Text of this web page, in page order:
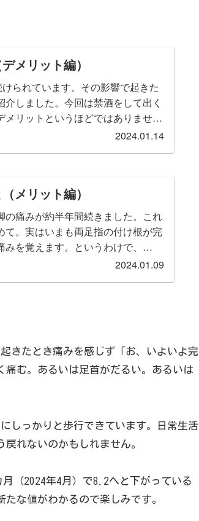
メリット編）
られています。その影響で起きた
しました。今回は禁酒をして出く
リットというほどではありません
2024.01.14
メリット編）
痛みが約半年間続きました。これ
。実はいまも両足指の付け根が完
を覚えます。というわけで、
2024.01.09
きたとき痛みを感じず「お、いよいよ完
む。あるいは足首がだるい。あるいは
しっかりと歩行できています。日常生活
れないのかもしれません。
（2024年4月）で8.2へと下がっている
な値がわかるので楽しみです。